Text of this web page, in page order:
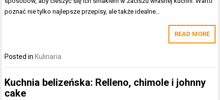
poznać nie tylko najlepsze przepisy, ale także idealne…
READ MORE
Posted in Kulinaria
Kuchnia belizeńska: Relleno, chimole i johnny
cake